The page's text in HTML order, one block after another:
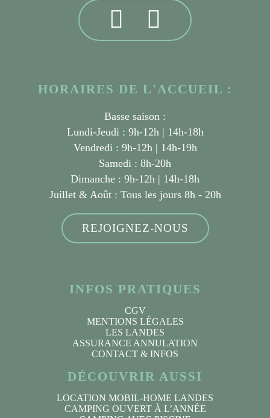
HORAIRES DE L'ACCUEIL :
Basse saison :
Lundi-Jeudi : 9h-12h | 14h-18h
Vendredi : 9h-12h | 14h-19h
Samedi : 8h-20h
Dimanche : 9h-12h | 14h-18h
Juillet & Août : Tous les jours 8h - 20h
REJOIGNEZ-NOUS
INFOS PRATIQUES
CGV
MENTIONS LÉGALES
LES LANDES
ASSURANCE ANNULATION
CONTACT & INFOS
DÉCOUVRIR AUSSI
LOCATION MOBIL-HOME LANDES
CAMPING OUVERT À L’ANNÉE